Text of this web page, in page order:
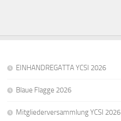
EINHANDREGATTA YCSI 2026
Blaue Flagge 2026
Mitgliederversammlung YCSI 2026